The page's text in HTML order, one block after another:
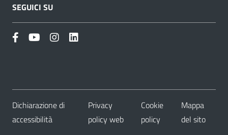
SEGUICI SU
Dichiarazione di
accessibilità
Privacy
policy web
Cookie
policy
Mappa
del sito